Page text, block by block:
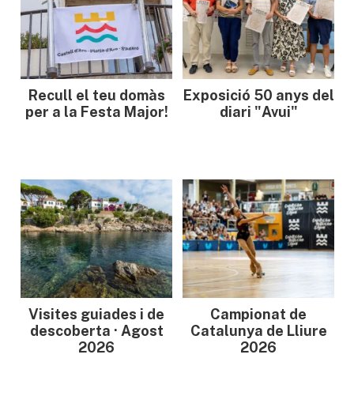
Recull el teu domàs
per a la Festa Major!
Exposició 50 anys del
diari "Avui"
Visites guiades i de
descoberta · Agost
2026
Campionat de
Catalunya de Lliure
2026